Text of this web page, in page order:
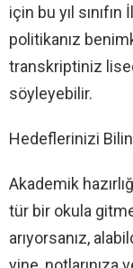
için bu yıl
politikanız
transkriptiniz
söyleyebilir.
Hedeflerinizi Bilin
Akademik
tür bir okula
arıyorsanız,